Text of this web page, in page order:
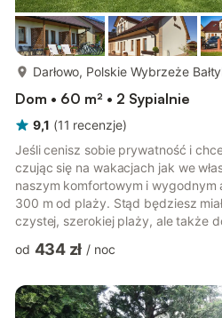
Darłowo, Polskie Wybrzeże
Dom • 60 m² • 2 Sypialnie
9,1 (11 recenzje)
Jeśli cenisz sobie prywatność i
czując się na wakacjach jak we
naszym komfortowym i wygodnym
300 m od plaży. Stąd będziesz
czystej, szerokiej plaży, ale także
atrakcji Jeśli cenisz swoją
osobowe partamenty
wykończenia i doskonałą jakością
od 434 zł / noc